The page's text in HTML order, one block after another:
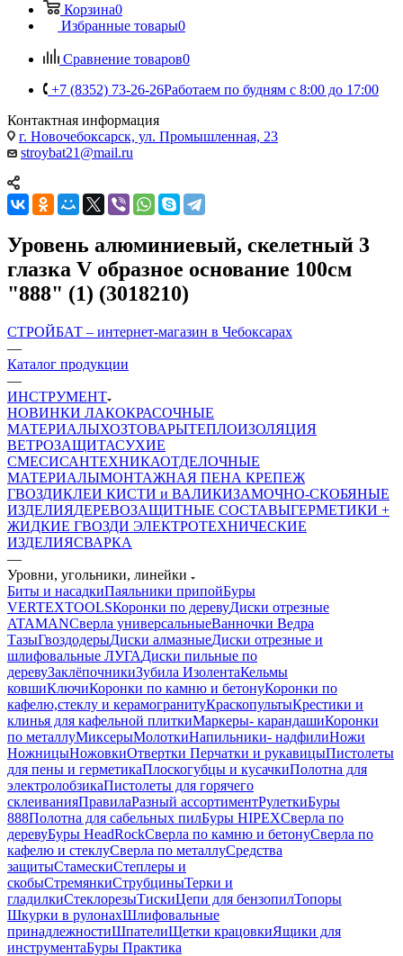
Корзина0
Избранные товары0
Сравнение товаров0
+7 (8352) 73-26-26Работаем по будням с 8:00 до 17:00
Контактная информация
г. Новочебоксарск, ул. Промышленная, 23
stroybat21@mail.ru
Уровень алюминиевый, скелетный 3
глазка V образное основание 100см
"888" (1) (3018210)
СТРОЙБАТ – интернет-магазин в Чебоксарах
—
Каталог продукции
—
ИНСТРУМЕНТ
НОВИНКИ ЛАКОКРАСОЧНЫЕ
МАТЕРИАЛЫХОЗТОВАРЫТЕПЛОИЗОЛЯЦИЯ
ВЕТРОЗАЩИТАСУХИЕ
СМЕСИСАНТЕХНИКАОТДЕЛОЧНЫЕ
МАТЕРИАЛЫМОНТАЖНАЯ ПЕНА КРЕПЕЖ
ГВОЗДИКЛЕИ КИСТИ и ВАЛИКИЗАМОЧНО-СКОБЯНЫЕ
ИЗДЕЛИЯДЕРЕВОЗАЩИТНЫЕ СОСТАВЫГЕРМЕТИКИ +
ЖИДКИЕ ГВОЗДИ ЭЛЕКТРОТЕХНИЧЕСКИЕ
ИЗДЕЛИЯСВАРКА
—
Уровни, угольники, линейки
Биты и насадкиПаяльники припойБуры
VERTEXTOOLSКоронки по деревуДиски отрезные
ATAMANСверла универсальныеВанночки Ведра
ТазыГвоздодерыДиски алмазныеДиски отрезные и
шлифовальные ЛУГАДиски пильные по
деревуЗаклёпочникиЗубила ИзолентаКельмы
ковшиКлючиКоронки по камню и бетонуКоронки по
кафелю,стеклу и керамогранитуКраскопультыКрестики и
клинья для кафельной плиткиМаркеры- карандашиКоронки
по металлуМиксерыМолоткиНапильники- надфилиНожи
НожницыНожовкиОтвертки Перчатки и рукавицыПистолеты
для пены и герметикаПлоскогубцы и кусачкиПолотна для
электролобзикаПистолеты для горячего
склеиванияПравилаРазный ассортиментРулеткиБуры
888Полотна для сабельных пилБуры HIPEXСверла по
деревуБуры HeadRockСверла по камню и бетонуСверла по
кафелю и стеклуСверла по металлуСредства
защитыСтамескиСтеплеры и
скобыСтремянкиСтрубциныТерки и
гладилкиСтеклорезыТискиЦепи для бензопилТопоры
Шкурки в рулонахШлифовальные
принадлежностиШпателиЩетки крацовкиЯщики для
инструментаБуры Практика